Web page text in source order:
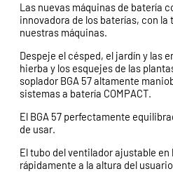
Las nuevas máquinas de batería
innovadora de los baterías, con
nuestras máquinas.
Despeje el césped, el jardín y las
hierba y los esquejes de las
soplador BGA 57 altamente
sistemas a batería COMPACT.
El BGA 57 perfectamente
de usar.
El tubo del ventilador ajustable
rápidamente a la altura del usuario.